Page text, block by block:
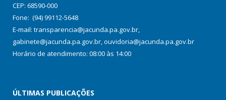
CEP: 68590-000
Fone: (94) 99112-5648
E-mail: transparencia@jacunda.pa.gov.br,
gabinete@jacunda.pa.gov.br, ouvidoria@jacunda.pa.gov.br
Horário de atendimento: 08:00 às 14:00
ÚLTIMAS PUBLICAÇÕES